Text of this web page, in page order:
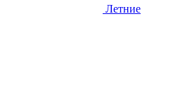
Летние